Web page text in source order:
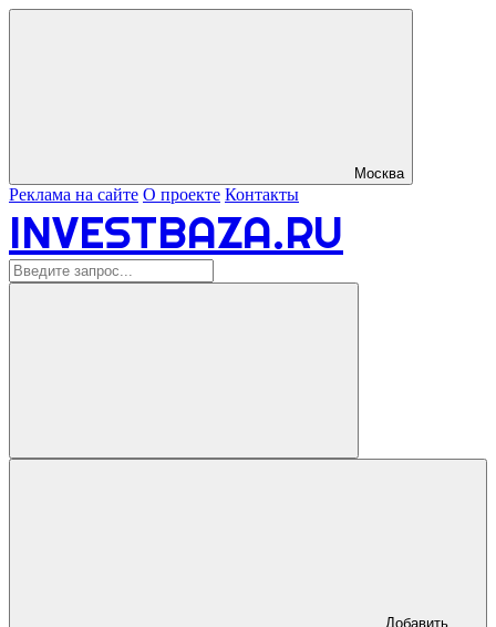
Москва
Реклама на сайте О проекте Контакты
INVESTBAZA.RU